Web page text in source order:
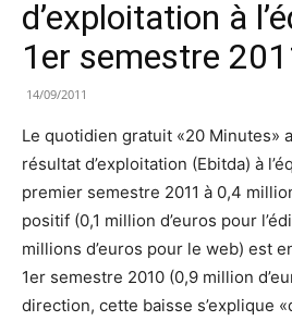
d’exploitation à
1er semestre
14/09/2011
Le quotidien gratuit «20 Minutes»
résultat d’exploitation (Ebitda) à
premier semestre 2011 à 0,4
positif (0,1 million d’euros pour
millions d’euros pour le web) est
1er semestre 2010 (0,9 million
direction, cette baisse s’explique